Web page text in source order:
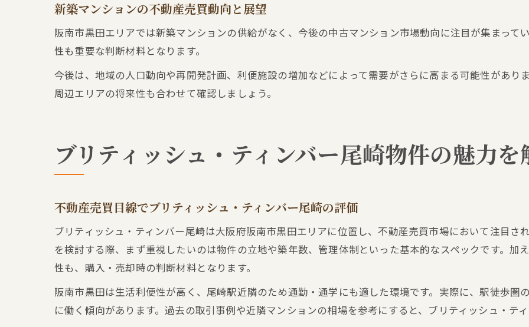
新築マンションの不動産売買動向と展望
阪南市黒田エリアでは新築マンションの供給がなく、今後の中古マンション市場動向に注目が集まって
性も重要な判断材料となります。
今後は、地域の人口動向や再開発計画、利便施設の増加などによって需要がさらに高まる可能性があり
周辺エリアの将来性も合わせて確認しましょう。
ブリティッシュ・ティンバー尾崎物件の魅力を
不動産売買目線でブリティッシュ・ティンバー尾崎の評価
ブリティッシュ・ティンバー尾崎は大阪府阪南市黒田エリアに位置し、不動産売買市場において注目さ
を検討する際、まず重視したいのは物件の立地や築年数、管理体制といった基本的なスペックです。加
性も、購入・売却時の判断材料となります。
阪南市黒田は生活利便性が高く、尾崎駅近隣のため通勤・通学にも適した環境です。実際に、駅徒歩圏
に働く傾向があります。過去の取引事例や近隣マンションの相場を参考にすると、ブリティッシュ・テ